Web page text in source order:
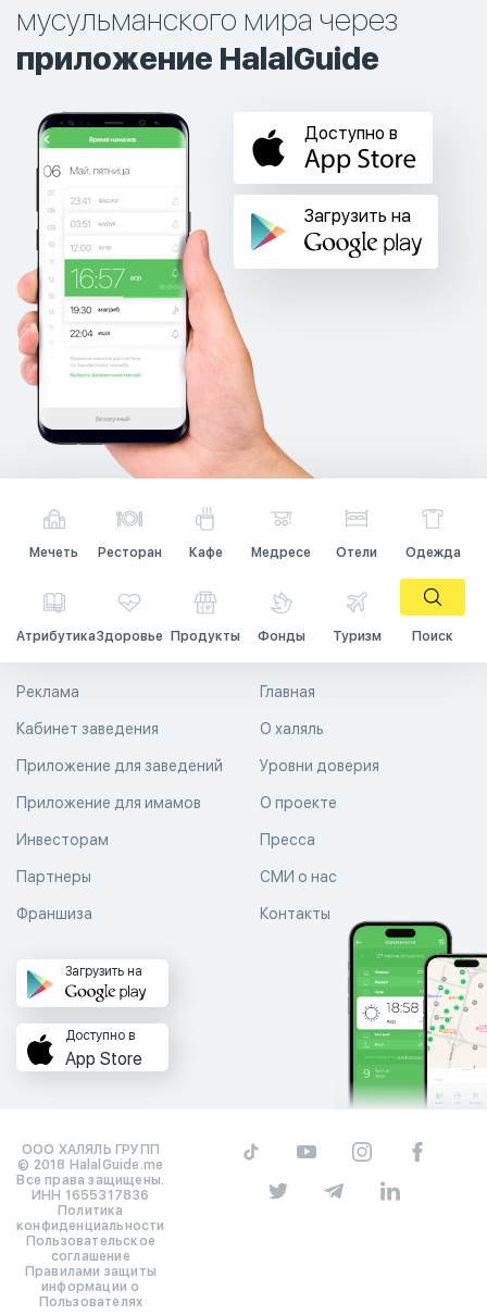
мусульманского мира через
приложение HalalGuide
Доступно в
Загрузить на
Мечеть Ресторан Кафе Медресе Отели Одежда
АтрибутикаЗдоровье Продукты Фонды Туризм Поиск
Главная
О халяль
Уровни доверия
Реклама
Кабинет заведения
Приложение для заведений
Приложение для имамов О проекте
Пресса
СМИ о нас
Контакты
Инвесторам
Партнеры
Франшиза
Загрузить на
Доступно в
App Store
ООО ХАЛЯЛЬ ГРУПП
© 2018 HalalGuide.me
Все права защищены.
ИНН 1655317836
Политика
конфиденциальности
Пользовательское
соглашение
Правилами защиты
информации о
Пользователях